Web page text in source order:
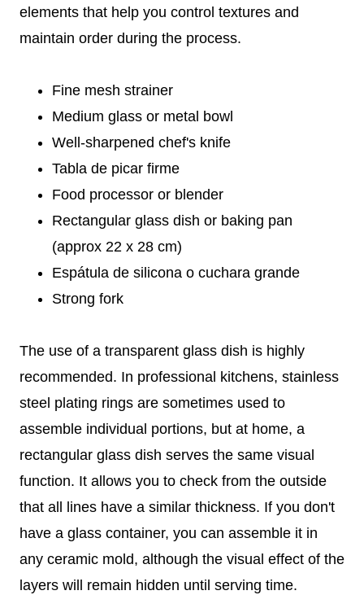
elements that help you control textures and
maintain order during the process.
Fine mesh strainer
Medium glass or metal bowl
Well-sharpened chef's knife
Tabla de picar firme
Food processor or blender
Rectangular glass dish or baking pan
(approx 22 x 28 cm)
Espátula de silicona o cuchara grande
Strong fork
The use of a transparent glass dish is highly
recommended. In professional kitchens, stainless
steel plating rings are sometimes used to
assemble individual portions, but at home, a
rectangular glass dish serves the same visual
function. It allows you to check from the outside
that all lines have a similar thickness. If you don't
have a glass container, you can assemble it in
any ceramic mold, although the visual effect of the
layers will remain hidden until serving time.